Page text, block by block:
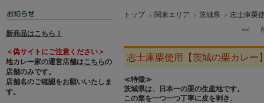
新商品はこちら！
＜偽サイトにご注意ください＞
地カレー家の運営店舗はこちらの
店舗のみです。
店舗名のご確認をお願いいたしま
す。
トップ 関東エリア 茨城県 志士庫栗
<<
志士庫栗使用【茨城の栗カレー
≪特徴≫
茨城県は、日本一の栗の生産地です。
この栗を一つ一つ丁寧に皮を剥き、